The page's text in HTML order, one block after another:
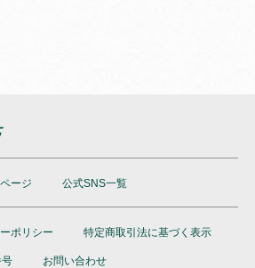
ージ 公式SNS一覧
ポリシー 特定商取引法に基づく表示
お問い合わせ